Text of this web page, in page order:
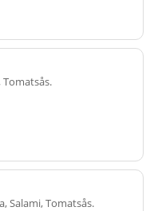
Tomatsås.
Salami, Tomatsås.